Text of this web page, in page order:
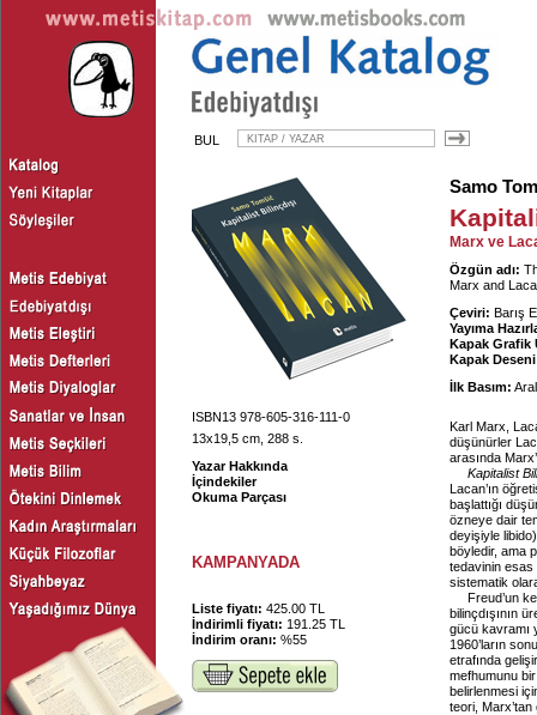
BUL
ISBN13 978-605-316-111-0
13x19,5 cm, 288 s.
Yazar Hakkında
İçindekiler
Okuma Parçası
KAMPANYADA
Liste fiyatı: 425.00 TL
İndirimli fiyatı: 191.25 TL
İndirim oranı: %55
Samo
Marx ve
Özgün adı:
Marx and
Çeviri: Barış
Yayıma
Kapak Grafik
Kapak
İlk Basım:
Karl Marx,
düşünürler
arasında
Kapitalist
Lacan’ın
başlattığı
özneye dair
deyişiyle
böyledir, ama
tedavinin esas
sistematik
Freud’un
bilinçdışının
gücü kavramı
1960’ların
etrafında
mefhumunu
belirlenmesi
teori, Marx’tan